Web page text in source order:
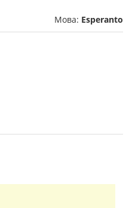
Мова: Esperanto